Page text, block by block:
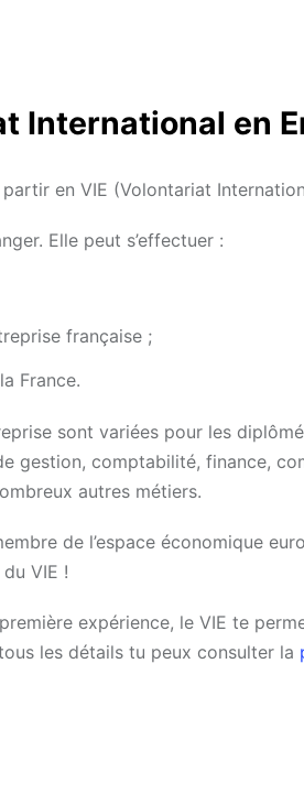
International en
en VIE (Volontariat
Elle peut s’effectuer :
française ;
France.
sont variées pour les
gestion, comptabilité, finance,
autres métiers.
de l’espace économique
VIE !
expérience, le VIE te
les détails tu peux consulter la